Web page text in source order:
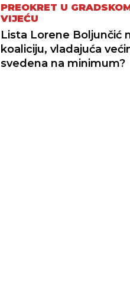
PREOKRET U
VIJEĆU
Lista Lorene Boljunčić
koaliciju, vladajuća
svedena na minimum?